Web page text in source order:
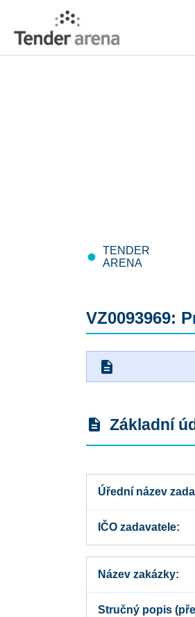
fiber_manual_record
TENDER
ARENA
VZ0093969:
description
description Základní
Úřední název
IČO zadavatele
Název zakázky
Stručný popis